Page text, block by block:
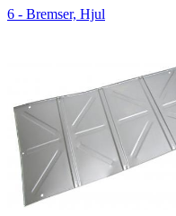
6 - Bremser, Hjul